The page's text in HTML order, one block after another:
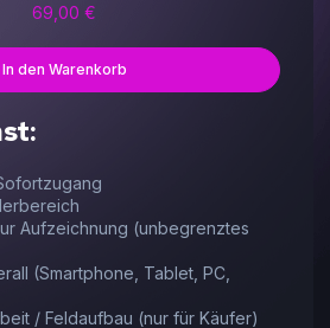
69,00 €
In den Warenkorb
Aufzeichnung (unbegrenztes
(Smartphone, Tablet, PC,
/ Feldaufbau (nur für Käufer)